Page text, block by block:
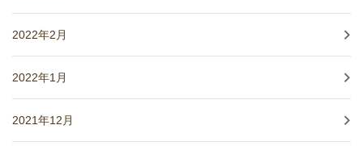
2022年2月
2022年1月
2021年12月